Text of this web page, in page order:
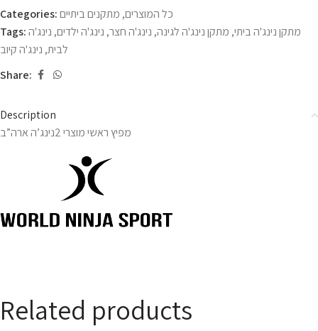
Categories: כל המוצרים, מתקנים ביתיים
Tags:
מתקן נינג'ה ביתי, מתקן נינג'ה לגינה, נינג'ה חצר, נינג'ה ילדים, נינג'ה
לבית, נינג'ה קיוב
Share:
Description
מפיץ ראשי מוצרי 2נינג’ה ארה”ב
Related products